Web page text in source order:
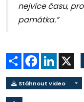
nejvíce času,
památka.”
Sdílet Facebook
LinkedIn
Stáhnout video